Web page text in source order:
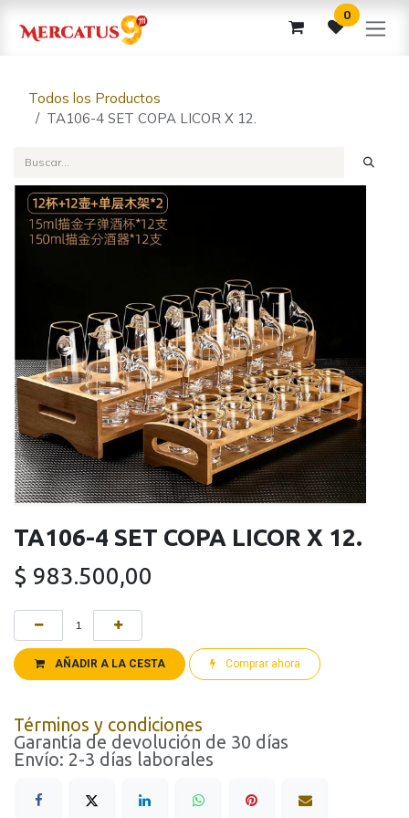
0
Todos los Productos
TA106-4 SET COPA LICOR X 12.
TA106-4 SET COPA LICOR X 12.
$ 983.500,00
AÑADIR A LA CESTA Comprar ahora
Términos y condiciones
Garantía de devolución de 30 días
Envío: 2-3 días laborales